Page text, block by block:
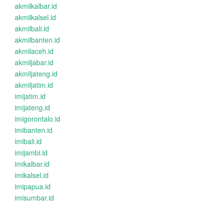
akmilkalbar.id
akmilkalsel.id
akmilbali.id
akmilbanten.id
akmilaceh.id
akmiljabar.id
akmiljateng.id
akmiljatim.id
imijatim.id
imijateng.id
imigorontalo.id
imibanten.id
imibali.id
imijambi.id
imikalbar.id
imikalsel.id
imipapua.id
imisumbar.id